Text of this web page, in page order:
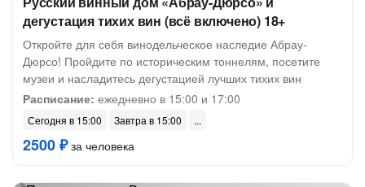
дегустация тихих вин (всё включено) 18+
Откройте для себя винодельческое наследие Абрау-
Дюрсо! Пройдите по историческим тоннелям, посетите
музеи и насладитесь дегустацией лучших тихих вин
Расписание: ежедневно в 15:00 и 17:00
Сегодня в 15:00 Завтра в 15:00
2500 ₽за человека